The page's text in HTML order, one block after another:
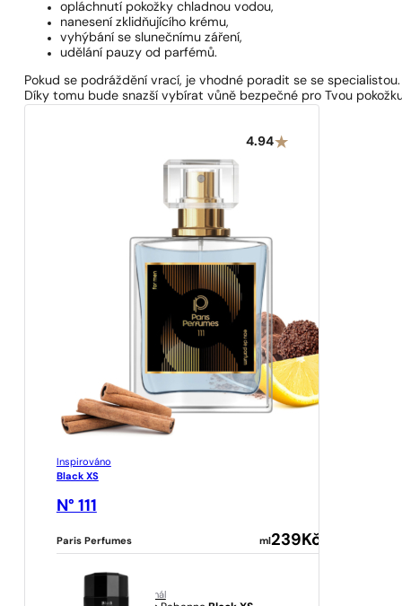
opláchnutí pokožky chladnou vodou,
nanesení zklidňujícího krému,
vyhýbání se slunečnímu záření,
udělání pauzy od parfémů.
Pokud se podráždění vrací, je vhodné poradit se se
Díky tomu bude snazší vybírat vůně bezpečné pro Tvou
4.94
Inspirováno
Black XS
N° 111
Paris Perfumes ml 239Kč
originál